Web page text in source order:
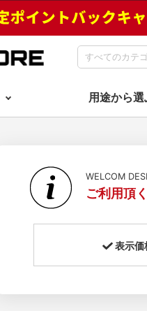
用途から選
WELCOM
ご利用頂
表示価